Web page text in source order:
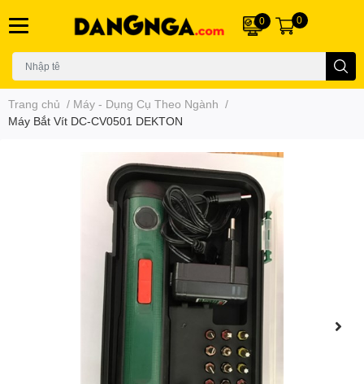
0 0
Trang chủ / Máy - Dụng Cụ Theo Ngành /
Máy Bắt Vít DC-CV0501 DEKTON